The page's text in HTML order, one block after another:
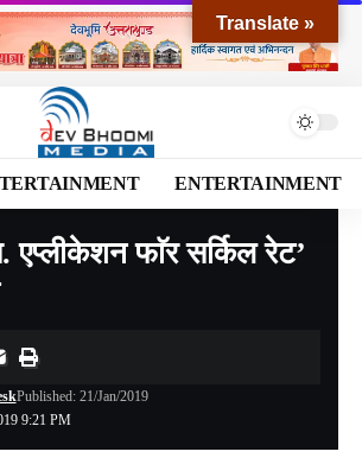
ENTERTAINMENT
>NATIONAL>CAPITAL> ‘जी.आई.एस. एप्लीकेशन फाॅर सर्किल रेट’ का लोकार्पण
एप्लीकेशन फाॅर सर्किल रेट’
9:21 PM
Published: 21/Jan/2019
Translate »